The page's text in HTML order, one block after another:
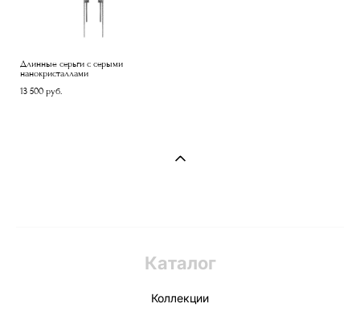
Длинные серьги с серыми
нанокристаллами
13 500 pуб.
Каталог
Коллекции